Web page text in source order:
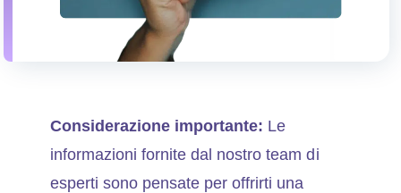
Considerazione importante: Le
informazioni fornite dal nostro team di
esperti sono pensate per offrirti una